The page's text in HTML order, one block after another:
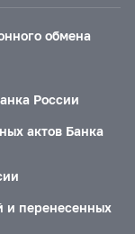
обмена
России
актов Банка
и перенесенных